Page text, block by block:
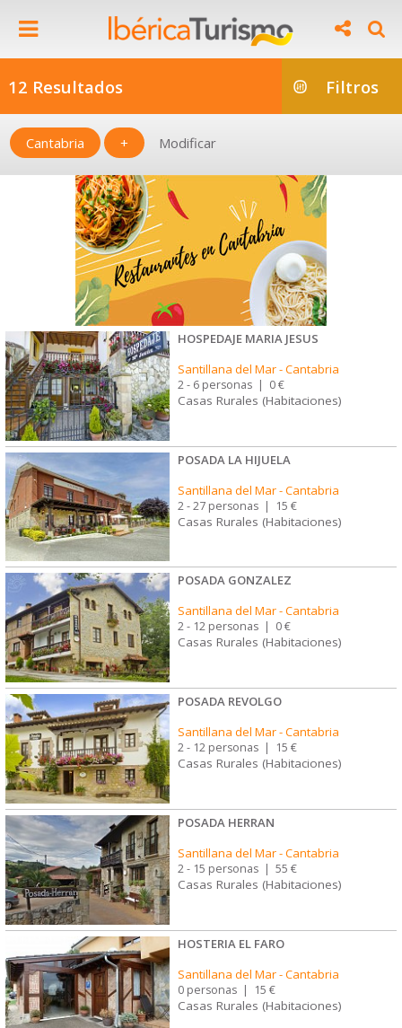
12 Resultados Filtros
Cantabria + Modificar
HOSPEDAJE MARIA JESUS
Santillana del Mar-Cantabria
2 - 6 personas | 0 €
Casas Rurales (Habitaciones)
POSADA LA HIJUELA
Santillana del Mar-Cantabria
2 - 27 personas | 15 €
Casas Rurales (Habitaciones)
POSADA GONZALEZ
Santillana del Mar-Cantabria
2 - 12 personas 0 €
Casas Rurales (Habitaciones)
POSADA REVOLGO
Santillana del Mar-Cantabria
2 - 12 personas | 15 €
Casas Rurales (Habitaciones)
POSADA HERRAN
Santillana del Mar-Cantabria
2 - 15 personas | 55 €
Casas Rurales (Habitaciones)
HOSTERIA EL FARO
Santillana del Mar-Cantabria
0 personas | 15 €
Casas Rurales (Habitaciones)